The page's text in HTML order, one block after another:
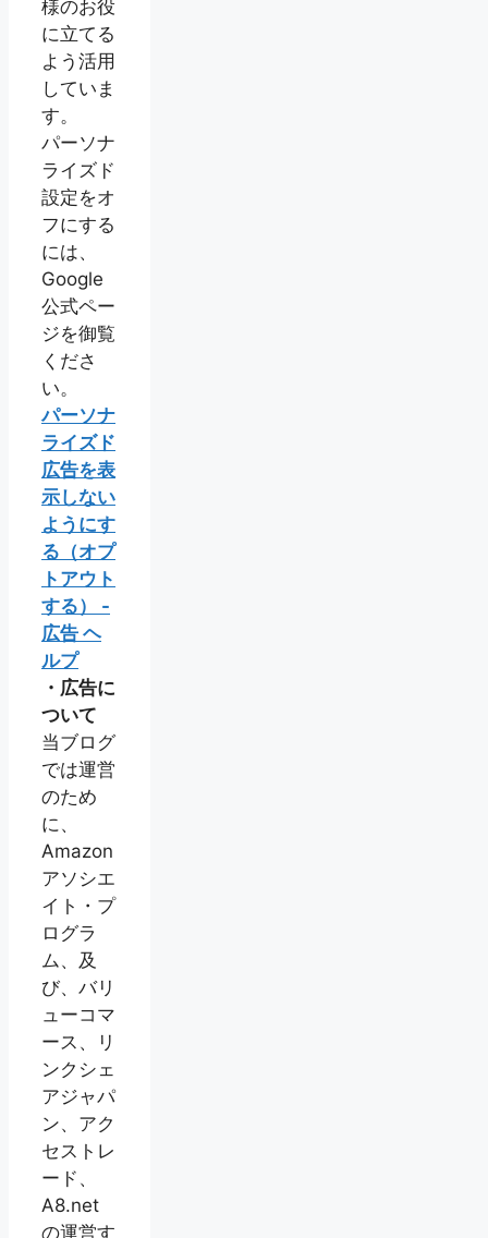
様のお役
に立てる
よう活用
していま
す。
パーソナ
ライズド
設定をオ
フにする
には、
Google
公式ペー
ジを御覧
くださ
い。
パーソナ
ライズド
広告を表
示しない
ようにす
る（オプ
トアウト
する） -
広告 ヘ
ルプ
・広告に
ついて
当ブログ
では運営
のため
に、
Amazon
アソシエ
イト・プ
ログラ
ム、及
び、バリ
ューコマ
ース、リ
ンクシェ
アジャパ
ン、アク
セストレ
ード、
A8.net
の運営す